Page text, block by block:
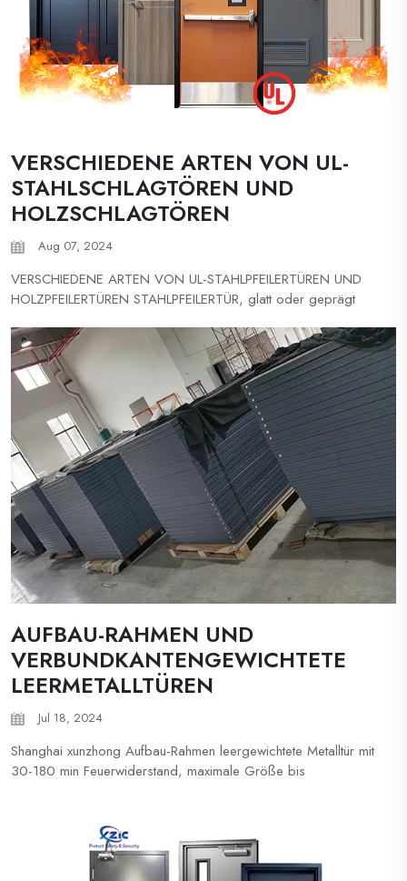
VERSCHIEDENE ARTEN VON UL-
STAHLSCHLAGTÖREN UND
HOLZSCHLAGTÖREN
Aug 07, 2024
VERSCHIEDENE ARTEN VON UL-STAHLPFEILERTÜREN UND
HOLZPFEILERTÜREN STAHLPFEILERTÜR, glatt oder geprägt
Individuelle Typen mit Glassichtfenster und Lüftungsklappe
Größen bis zu 1440*3104mm für Einzeltürblatt,
2888*3104mm für Doppeltürblätter. ...
AUFBAU-RAHMEN UND
VERBUNDKANTENGEWICHTETE
LEERMETALLTÜREN
Jul 18, 2024
Shanghai xunzhong Aufbau-Rahmen leergewichtete Metalltür mit
30-180 min Feuerwiderstand, maximale Größe bis
150*400 mm (maximale Größe) ausgestattet werden, Jede
Tür und Rahmen wird ha...